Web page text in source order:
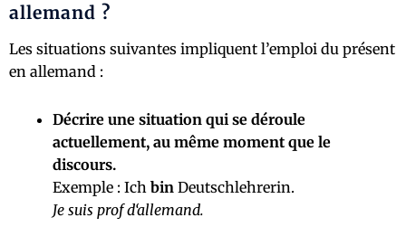
allemand ?
Les situations suivantes impliquent l’emploi du présent
en allemand :
Décrire une situation qui se déroule
actuellement, au même moment que le
discours.
Exemple : Ich bin Deutschlehrerin.
Je suis prof d‘allemand.